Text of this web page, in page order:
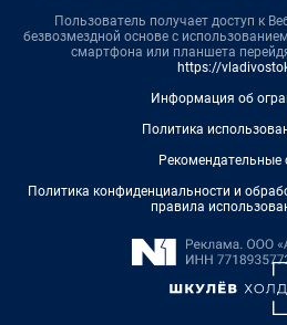
Пользователь получает доступ к
безвозмездной основе с
смартфона или планшета
https://
Информация об
Политика
Рекомендательные
Политика конфиденциальности и
правила